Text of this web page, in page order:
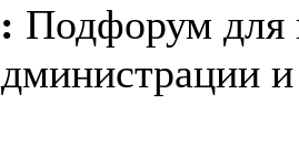
Подфорум для